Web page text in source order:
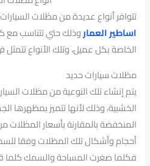
تتوافر أنواع عديدة من مظلات
اساطير العماروذلك حتي تتناسب مع
الخاصة بكل عميل، وتلك الأنواع تتمثل
مظلات سيارات حديد
يتم إنشاء تلك النوعية من مظلات
الخشبية، وذلك لأنها تتميز بمظهرها
المنخفضة بالمقارنة بأسعار
أحجام وأشكال تلك المظلات وفقا
فكلما صغرت المساحة والسمك كلما